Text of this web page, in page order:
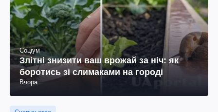
Соціум
Злітні знизити ваш врожай за ніч: як
боротись зі слимаками на городі
Вчора